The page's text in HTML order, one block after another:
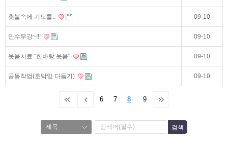
촛불속에 기도를.. 09-10
만수무강~!!! 09-10
웃음치료 "한바탕 웃음" 09-10
공동작업(호박잎 다듬기) 09-10
6 7 8 9